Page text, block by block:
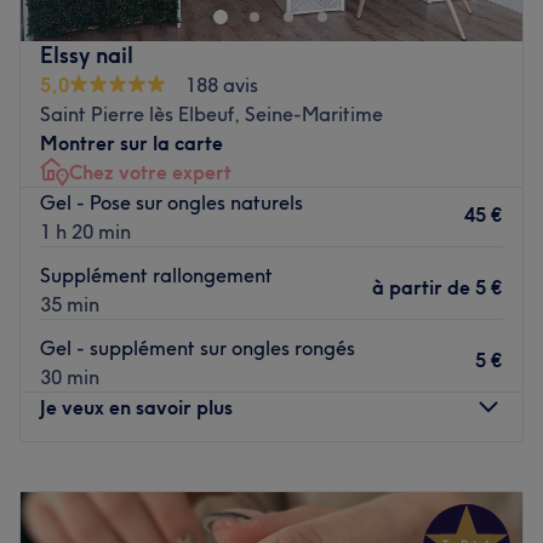
Transport public le plus proche :
Tania Beleza se situe à deux minutes à pied de l'arrêt de
bus marché en prenant le F3.
C'est Tania, qui s'occupe personnellement de vous. Elle
est dévouée à vous offrir les meilleures prestations.
Nos coups de cœur :
L'atmosphère : vous entrez dans un établissement à la
La spécialité de l'établissement: les poses d'ongles en
gel.
Voir le salon
Elssy nail
5,0
188 avis
Saint Pierre lès Elbeuf, Seine-Maritime
Montrer sur la carte
Chez votre expert
Gel - Pose sur ongles naturels
1 h 20 min
45 €
Supplément rallongement
35 min
à partir de 5 €
Gel - supplément sur ongles rongés
30 min
5 €
Je veux en savoir plus
Mardi
09:00
17:30
Mercredi
17:30